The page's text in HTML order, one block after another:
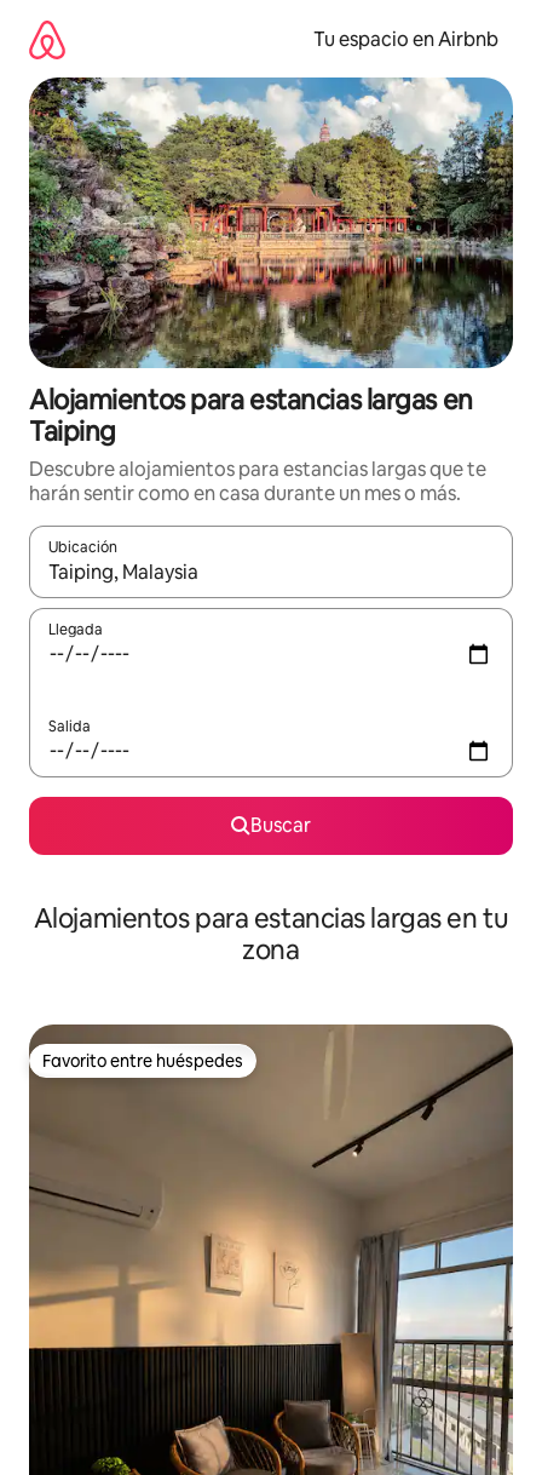
contenido
Tu espacio en Airbnb
Alojamientos para estancias largas en
Taiping
Descubre alojamientos para estancias largas que te
harán sentir como en casa durante un mes o más.
Ubicación
Cuando los resultados estén disponibles, podrás navegar
Llegada
Salida
Buscar
Alojamientos para estancias largas en tu
zona
Favorito entre huéspedes
Favorito entre huéspedes